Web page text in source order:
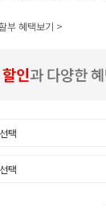
부 혜택보기 >